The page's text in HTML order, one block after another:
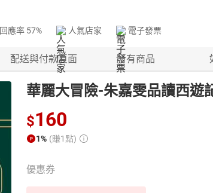
回應率 57% 人氣店家 電子發票
配送與付款頁面 所有商品
華麗大冒險-朱嘉雯品讀西遊
$160
1% (賺1點)
優惠券